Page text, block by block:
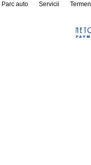
Parc auto Servicii